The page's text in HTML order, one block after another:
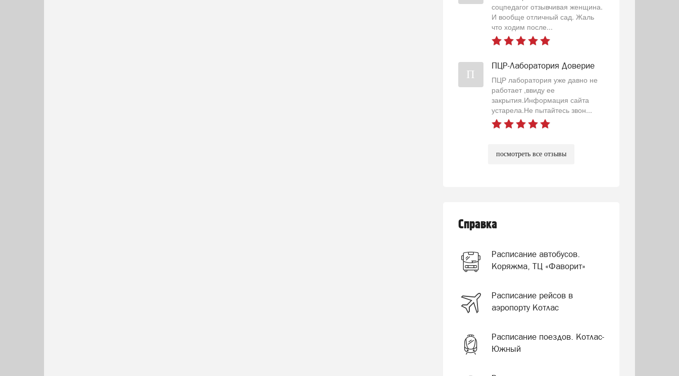
соцпедагог отзывчивая женщина.
И вообще отличный сад. Жаль
что ходим после...
П
ПЦР-Лаборатория Доверие
ПЦР лаборатория уже давно не
работает ,ввиду ее
закрытия.Информация сайта
устарела.Не пытайтесь звон...
посмотреть все отзывы
Справка
Расписание автобусов.
Коряжма, ТЦ «Фаворит»
Расписание рейсов в
аэропорту Котлас
Расписание поездов. Котлас-
Южный